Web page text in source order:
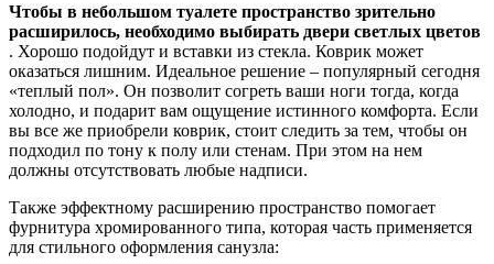
Чтобы в небольшом туалете пространство зрительно
расширилось, необходимо выбирать двери светлых цветов
. Хорошо подойдут и вставки из стекла. Коврик может
оказаться лишним. Идеальное решение – популярный сегодня
«теплый пол». Он позволит согреть ваши ноги тогда, когда
холодно, и подарит вам ощущение истинного комфорта. Если
вы все же приобрели коврик, стоит следить за тем, чтобы он
подходил по тону к полу или стенам. При этом на нем
должны отсутствовать любые надписи.
Также эффектному расширению пространство помогает
фурнитура хромированного типа, которая часть применяется
для стильного оформления санузла: